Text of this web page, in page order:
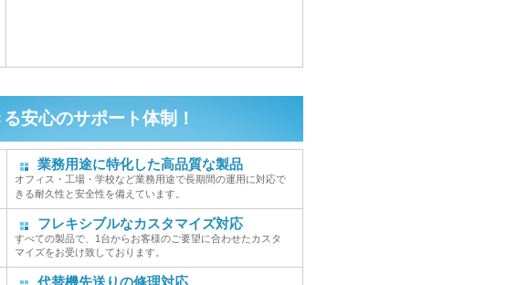
安心のサポート体制！
業務用途に特化した高品質な製品
オフィス・工場・学校など業務用途で長期間の運用に対応で
きる耐久性と安全性を備えています。
フレキシブルなカスタマイズ対応
すべての製品で、1台からお客様のご要望に合わせたカスタ
マイズをお受け致しております。